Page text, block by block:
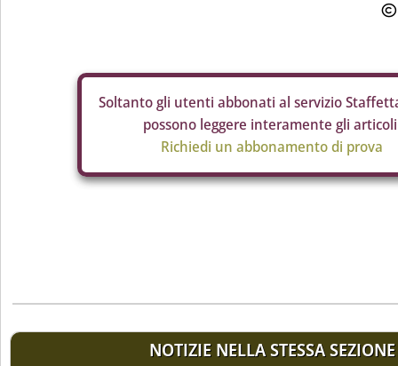
Soltanto gli utenti abbonati al servizio
possono leggere interamente gli
Richiedi un abbonamento di prova
NOTIZIE NELLA STESSA SEZIONE